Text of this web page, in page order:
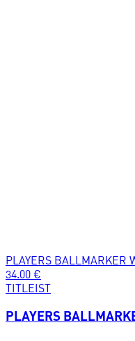
PLAYERS BALLMARKER
34.00 €
TITLEIST
PLAYERS